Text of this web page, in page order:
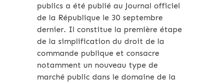
publics a été publié au Journal officiel
de la République le 30 septembre
dernier. Il constitue la première étape
de la simplification du droit de la
commande publique et consacre
notamment un nouveau type de
marché public dans le domaine de la